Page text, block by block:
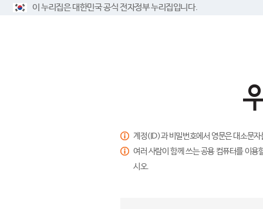
이 누리집은 대한민국 공식 전자정부 누리집입니다.
계정(ID)과 비밀번호에서 영문은 대소문
여러 사람이 함께 쓰는 공용 컴퓨터를 이
시오.